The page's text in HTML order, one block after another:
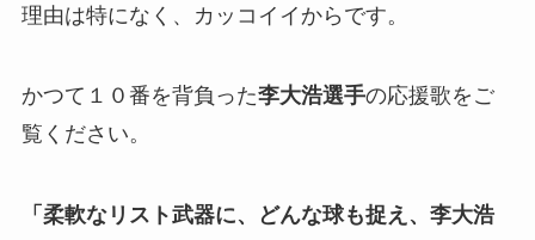
理由は特になく、カッコイイからです。
かつて１０番を背負った李大浩選手の応援歌をご
覧ください。
「柔軟なリスト武器に、どんな球も捉え、李大浩